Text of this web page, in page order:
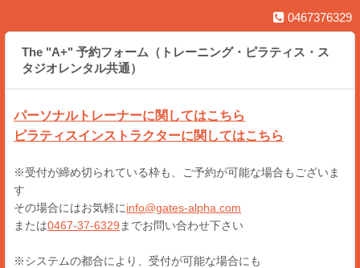
0467376329
The "A+" 予約フォーム（トレーニング・ピラティス・ス
タジオレンタル共通）
パーソナルトレーナーに関してはこちら
ピラティスインストラクターに関してはこちら
※受付が締め切られている枠も、ご予約が可能な場合もございま
す
その場合にはお気軽にinfo@gates-alpha.com
または0467-37-6329 までお問い合わせ下さい
※システムの都合により、受付が可能な場合にも